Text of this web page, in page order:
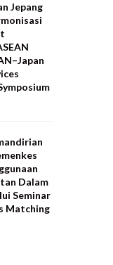
Jepang
Dalam
Seminar
Matching